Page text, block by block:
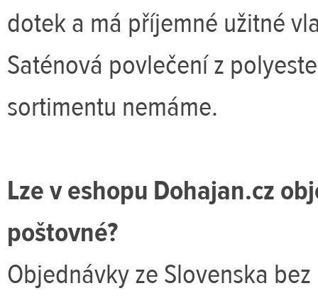
dotek a má příjemné užitné
Saténová povlečení z
sortimentu nemáme.
Lze v eshopu Dohajan.cz
poštovné?
Objednávky ze Slovenska